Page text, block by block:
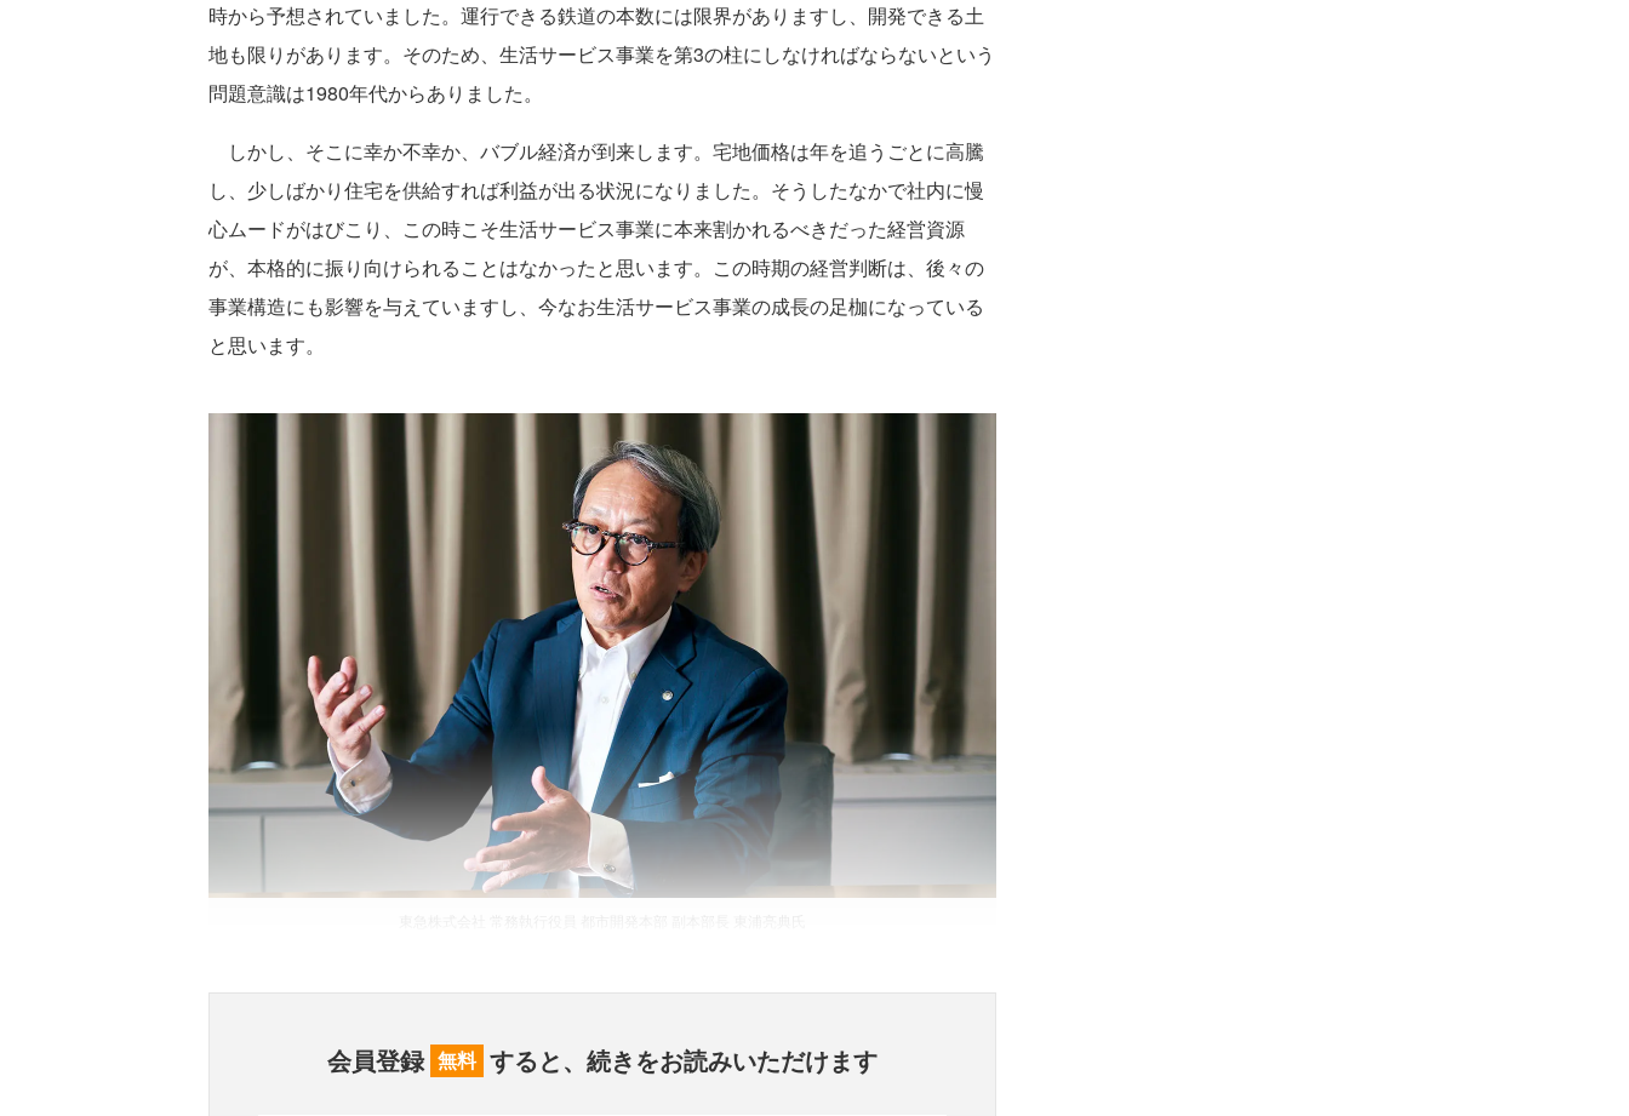
時から予想されていました。運行できる鉄道の本数には限界がありますし、開発できる土
地も限りがあります。そのため、生活サービス事業を第3の柱にしなければならないという
問題意識は1980年代からありました。
しかし、そこに幸か不幸か、バブル経済が到来します。宅地価格は年を追うごとに高騰
し、少しばかり住宅を供給すれば利益が出る状況になりました。そうしたなかで社内に慢
心ムードがはびこり、この時こそ生活サービス事業に本来割かれるべきだった経営資源
が、本格的に振り向けられることはなかったと思います。この時期の経営判断は、後々の
事業構造にも影響を与えていますし、今なお生活サービス事業の成長の足枷になっている
と思います。
会員登録 無料 すると、続きをお読みいただけます